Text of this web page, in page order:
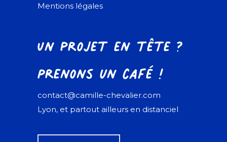
Mentions légales
Un projet en tête ?
Prenons un café !
contact@camille-chevalier.com
Lyon, et partout ailleurs en distanciel